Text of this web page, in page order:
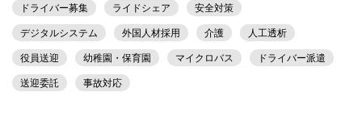
ドライバー募集 ライドシェア 安全対策
デジタルシステム 外国人材採用 介護 人工透析
役員送迎 幼稚園・保育園 マイクロバス ドライバー派遣
送迎委託 事故対応